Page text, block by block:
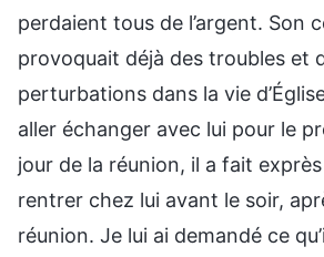
perdaient tous de l’argent. Son
provoquait déjà des troubles et
perturbations dans la vie
aller échanger avec lui pour le
jour de la réunion, il a fait
rentrer chez lui avant le soir,
réunion. Je lui ai demandé ce